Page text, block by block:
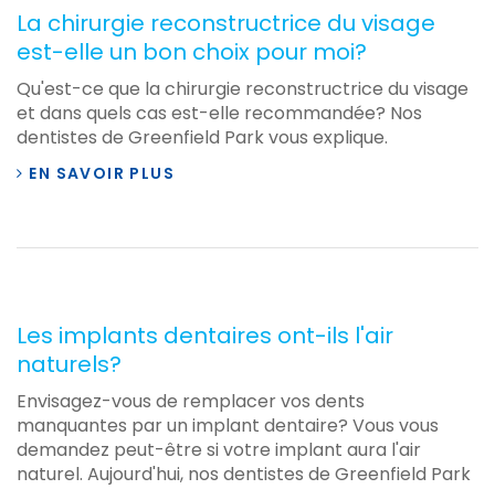
La chirurgie reconstructrice du visage
est-elle un bon choix pour moi?
Qu'est-ce que la chirurgie reconstructrice du visage
et dans quels cas est-elle recommandée? Nos
dentistes de Greenfield Park vous explique.
EN SAVOIR PLUS
Les implants dentaires ont-ils l'air
naturels?
Envisagez-vous de remplacer vos dents
manquantes par un implant dentaire? Vous vous
demandez peut-être si votre implant aura l'air
naturel. Aujourd'hui, nos dentistes de Greenfield Park